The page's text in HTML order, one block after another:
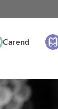
Carend